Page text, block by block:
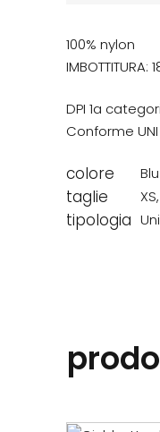
100% nylon
DPI 1a
Conforme UNI
colore
taglie XS,
tipologia